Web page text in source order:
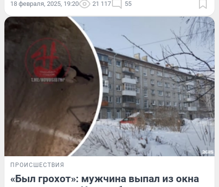
18 февраля, 2025, 19:20 21 117 55
ПРОИСШЕСТВИЯ
«Был грохот»: мужчина выпал из окна